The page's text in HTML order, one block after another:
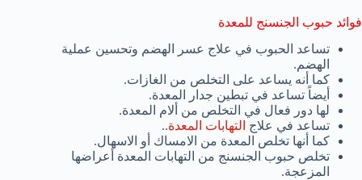
فوائد حبوب الجنسنج للمعدة
تساعد الحبوب في علاج عسر الهضم وتحسين عملية
الهضم.
كما أنه يساعد على التخلص من الغازات.
أيضاً تساعد في تبطين جدار المعدة.
لها دور فعال في التخلص من ألام المعدة.
تساعد في علاج التهابات المعدة..
كما أنها تخلص المعدة من الامساك أو الاسهال.
تخلص حبوب الجنسنج من التهابات المعدة أعراضها
المزعجة.